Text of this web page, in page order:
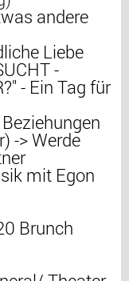
andere
Liebe
-
- Ein Tag für
-> Werde
mit Egon
Brunch